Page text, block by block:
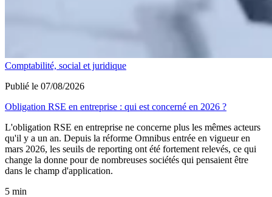
Comptabilité, social et juridique
Publié le 07/08/2026
Obligation RSE en entreprise : qui est concerné en 2026 ?
L'obligation RSE en entreprise ne concerne plus les mêmes acteurs
qu'il y a un an. Depuis la réforme Omnibus entrée en vigueur en
mars 2026, les seuils de reporting ont été fortement relevés, ce qui
change la donne pour de nombreuses sociétés qui pensaient être
dans le champ d'application.
5 min